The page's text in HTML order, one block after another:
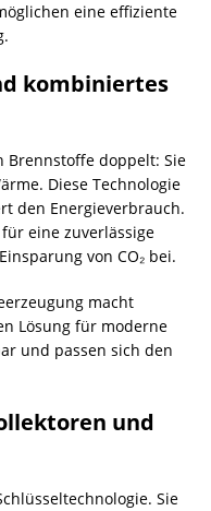
eine effiziente
kombiniertes
Brennstoffe doppelt: Sie
Diese Technologie
den Energieverbrauch.
eine zuverlässige
von CO₂ bei.
macht
Lösung für moderne
und passen sich den
und
Sie